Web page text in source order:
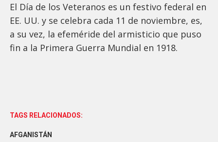
El Día de los Veteranos es un festivo federal en
EE. UU. y se celebra cada 11 de noviembre, es,
a su vez, la efeméride del armisticio que puso
fin a la Primera Guerra Mundial en 1918.
TAGS RELACIONADOS:
AFGANISTÁN